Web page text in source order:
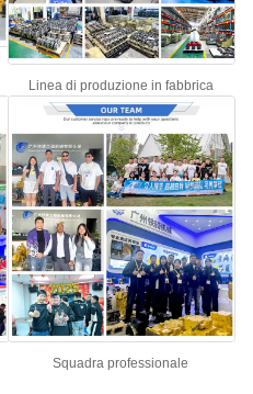
Linea di produzione in fabbrica
Squadra professionale